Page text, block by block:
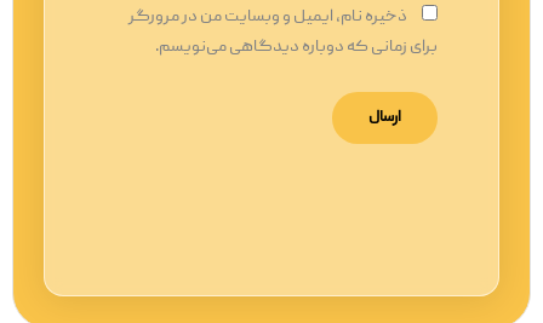
ذخیره نام، ایمیل و وبسایت من در مرورگر
برای زمانی که دوباره دیدگاهی می‌نویسم.